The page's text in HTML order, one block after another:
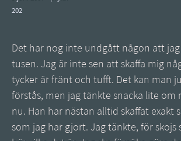
202
Det har nog inte undgått någon att
tusen. Jag är inte sen att skaffa mig
tycker är fränt och tufft. Det kan man
förstås, men jag tänkte snacka lite om
nu. Han har nästan alltid skaffat exakt
som jag har gjort. Jag tänkte, för skojs